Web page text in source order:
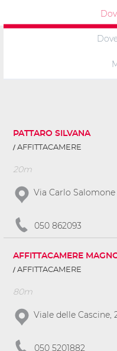
PATTARO SILVANA
AFFITTACAMERE
20m
Via Carlo Salomone
050 862093
AFFITTACAMERE
AFFITTACAMERE
80m
Viale delle Cascine,
050 5201882